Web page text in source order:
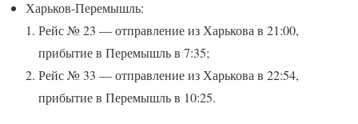
Харьков-Перемышль:
Рейс № 23 — отправление из Харькова в 21:00,
прибытие в Перемышль в 7:35;
Рейс № 33 — отправление из Харькова в 22:54,
прибытие в Перемышль в 10:25.